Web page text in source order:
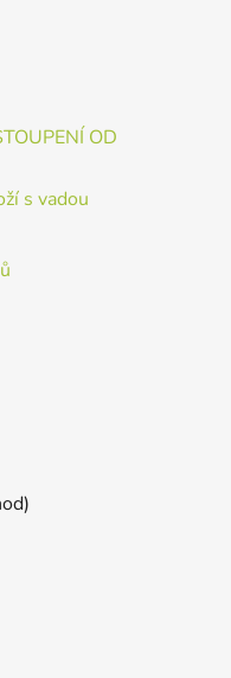
OD
s vadou